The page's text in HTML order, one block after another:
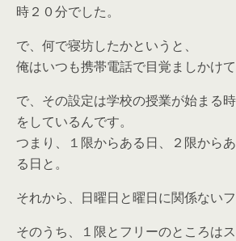
時２０分でした。
で、何で寝坊したかというと、
俺はいつも携帯電話で目覚ましかけて
で、その設定は学校の授業が始まる
をしているんです。
つまり、１限からある日、２限から
る日と。
それから、日曜日と曜日に関係ないフ
そのうち、１限とフリーのところは